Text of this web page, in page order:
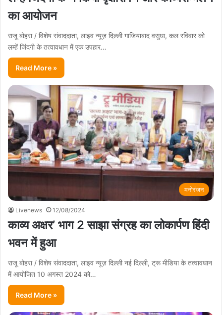
का आयोजन
राजू बोहरा / विशेष संवाददाता, लाइव न्यूज़ दिल्ली गाजियाबाद वसुधा, कल रविवार को
लम्हें जिंदगी के तत्वावधान में एक उपहार…
Read More »
मनोरंजन
Livenews 12/08/2024
काव्य अक्षर’ भाग 2 साझा संग्रह का लोकार्पण हिंदी
भवन में हुआ
राजू बोहरा / विशेष संवाददाता, लाइव न्यूज़ दिल्ली नई दिल्ली, ट्रू मीडिया के तत्वावधान
में आयोजित 10 अगस्त 2024 को…
Read More »